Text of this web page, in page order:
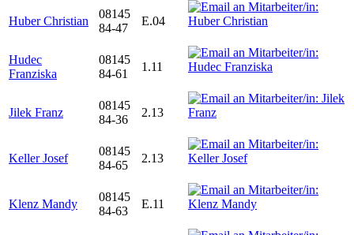
Huber Christian
08145
84-47
E.04
Hudec
Franziska
08145
84-61
1.11
Jilek Franz
08145
84-36
2.13
Keller Josef
08145
84-65
2.13
Klenz Mandy
08145
84-63
E.11